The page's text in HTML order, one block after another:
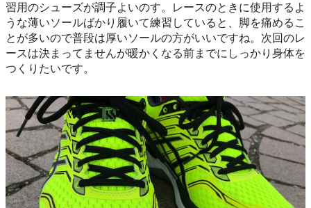
習用のシューズが調子よいのす。レースのときに使用するよ
うな薄いソールばかり履いて練習していると、脚を痛めるこ
とが多いので普段は厚いソールの方がいいですね。次回のレ
ースは決まってませんが暖かくなる前までにしっかり身体を
つくりたいです。